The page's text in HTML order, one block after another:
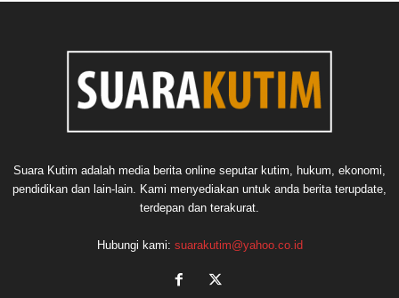
Suara Kutim adalah media berita online seputar kutim, hukum, ekonomi,
pendidikan dan lain-lain. Kami menyediakan untuk anda berita terupdate,
terdepan dan terakurat.
Hubungi kami: suarakutim@yahoo.co.id